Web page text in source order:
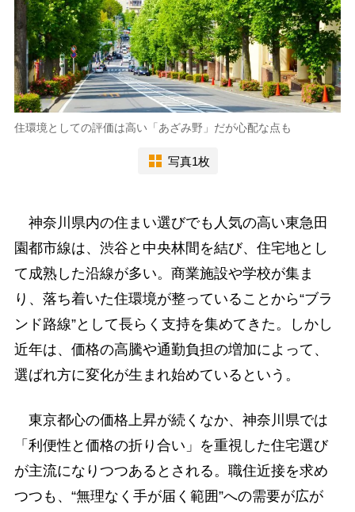
住環境としての評価は高い「あざみ野」だが心配な点も
写真1枚
神奈川県内の住まい選びでも人気の高い東急田
園都市線は、渋谷と中央林間を結び、住宅地とし
て成熟した沿線が多い。商業施設や学校が集ま
り、落ち着いた住環境が整っていることから“ブラ
ンド路線”として長らく支持を集めてきた。しかし
近年は、価格の高騰や通勤負担の増加によって、
選ばれ方に変化が生まれ始めているという。
東京都心の価格上昇が続くなか、神奈川県では
「利便性と価格の折り合い」を重視した住宅選び
が主流になりつつあるとされる。職住近接を求め
つつも、“無理なく手が届く範囲”への需要が広が